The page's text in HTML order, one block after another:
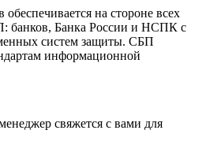
обеспечивается на стороне всех
банков, Банка России и НСПК с
систем защиты. СБП
информационной
свяжется с вами для